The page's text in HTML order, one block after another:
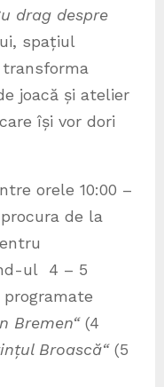
drag despre
spațiul
joacă și atelier
își vor dori
orele 10:00 –
de la
ul 4 – 5
Bremen“(4
Broască“ (5